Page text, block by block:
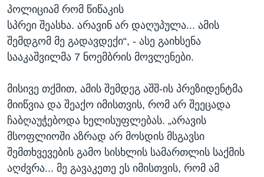
პოლიციამ რომ წიწაკის
სპრეი შეასხა. არავინ არ დაღუპულა... ამის
შემდგომ მე გადავდექი“, - ასე გაიხსენა
სააკაშვილმა 7 ნოემბრის მოვლენები.
მისივე თქმით, ამის შემდეგ აშშ-ის პრეზიდენტმა
მიიწვია და შეაქო იმისთვის, რომ არ შეეცადა
ჩაბღაუჭებოდა ხელისუფლებას. „არავის
მსოფლიოში აზრად არ მოსდის მსგავსი
შემთხვევების გამო სისხლის სამართლის საქმის
აღძვრა... მე გავაკეთე ეს იმისთვის, რომ ამ